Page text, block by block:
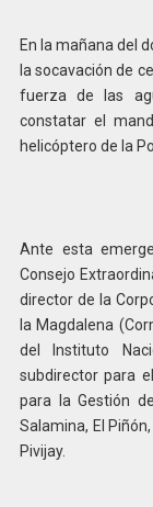
En la mañana del
la socavación de
fuerza de las
constatar el
helicóptero de la
Ante esta
Consejo
director de la
la Magdalena
del Instituto
subdirector para
para la Gestión
Salamina, El
Pivijay.